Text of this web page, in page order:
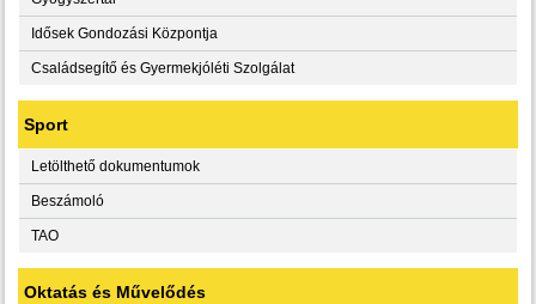
Idősek Gondozási Központja
Családsegítő és Gyermekjóléti Szolgálat
Sport
Letölthető dokumentumok
Beszámoló
TAO
Oktatás és Művelődés